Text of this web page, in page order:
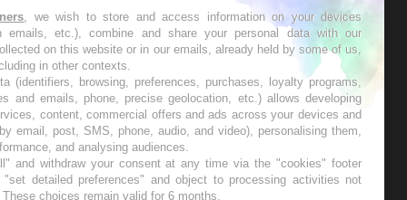
les semaines les meilleures
, we wish to store and access information on your devices
emails, etc.), combine and share your personal data with our
on this website or in our emails, already held by some of us,
in other contexts.
(identifiers, browsing, preferences, purchases, loyalty programs,
and emails, phone, precise geolocation, etc.) allows developing
content, commercial offers and ads across your devices and
email, post, SMS, phone, audio, and video), personalising them,
and analysing audiences.
and withdraw your consent at any time via the "cookies" footer
detailed preferences" and object to processing activities not
choices remain valid for 6 months.